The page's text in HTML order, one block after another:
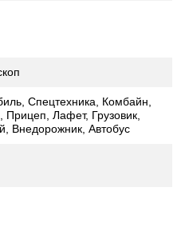
Спецтехника, Комбайн,
Прицеп, Лафет, Грузовик,
Внедорожник, Автобус